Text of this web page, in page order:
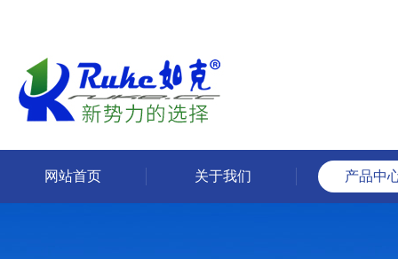
网站首页 关于我们 产品中